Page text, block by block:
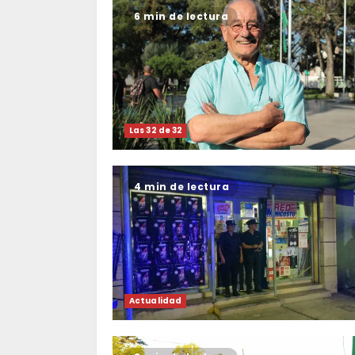
6 min de lectura
Las 32 de 32
4 min de lectura
Actualidad